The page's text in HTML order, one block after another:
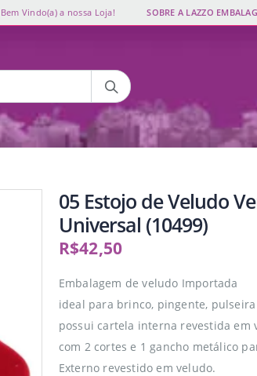
Bem Vindo(a) a nossa Loja! SOBRE A LAZZO
05 Estojo de Veludo
Universal (10499)
R$42,50
Embalagem de veludo Importada
ideal para brinco, pingente,
possui cartela interna revestida em
com 2 cortes e 1 gancho metálico
Externo revestido em veludo.